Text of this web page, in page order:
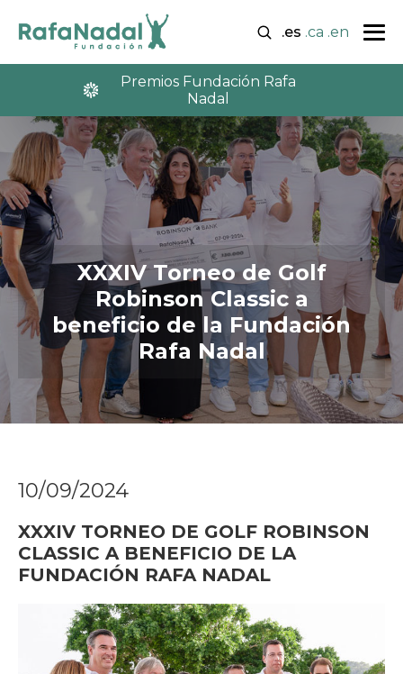
.es .ca .en
Premios Fundación Rafa
Nadal
XXXIV Torneo de Golf
Robinson Classic a
beneficio de la Fundación
Rafa Nadal
10/09/2024
XXXIV TORNEO DE GOLF ROBINSON
CLASSIC A BENEFICIO DE LA
FUNDACIÓN RAFA NADAL